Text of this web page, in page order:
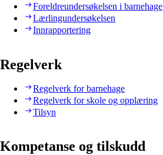
Foreldreundersøkelsen i barnehage
Lærlingundersøkelsen
Innrapportering
Regelverk
Regelverk for barnehage
Regelverk for skole og opplæring
Tilsyn
Kompetanse og tilskudd